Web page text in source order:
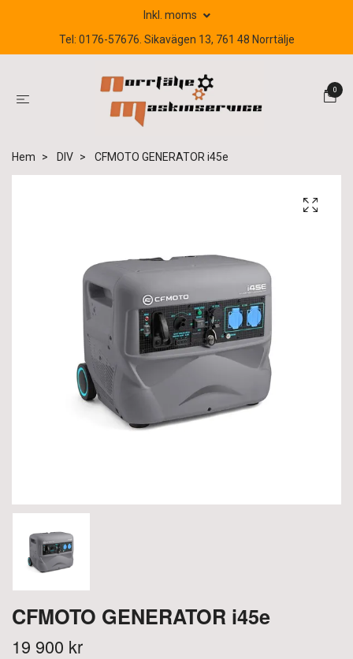
Inkl. moms
Tel: 0176-57676. Sikavägen 13, 761 48 Norrtälje
0
Hem DIV CFMOTO GENERATOR i45e
CFMOTO GENERATOR i45e
19 900 kr